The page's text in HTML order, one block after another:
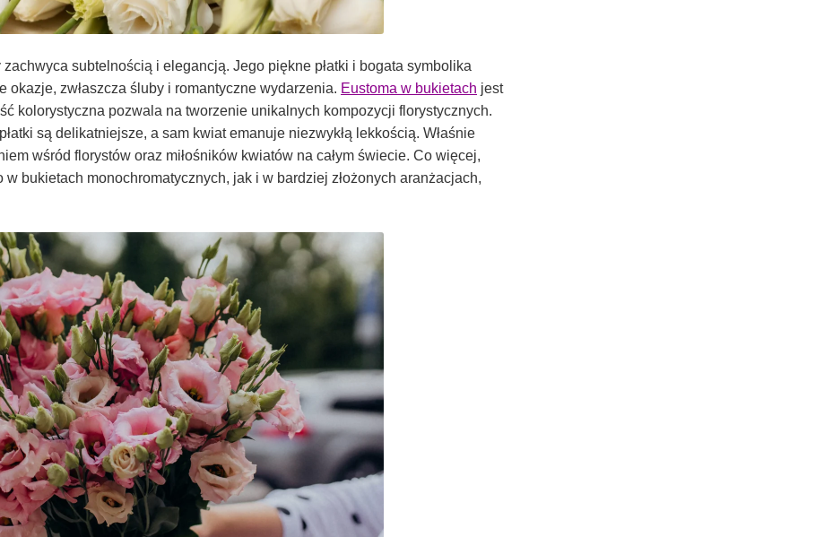
subtelnością i elegancją. Jego piękne płatki i bogata symbolika
zwłaszcza śluby i romantyczne wydarzenia. Eustoma w bukietach jest
kolorystyczna pozwala na tworzenie unikalnych kompozycji florystycznych.
są delikatniejsze, a sam kwiat emanuje niezwykłą lekkością. Właśnie
wśród florystów oraz miłośników kwiatów na całym świecie. Co więcej,
bukietach monochromatycznych, jak i w bardziej złożonych aranżacjach,